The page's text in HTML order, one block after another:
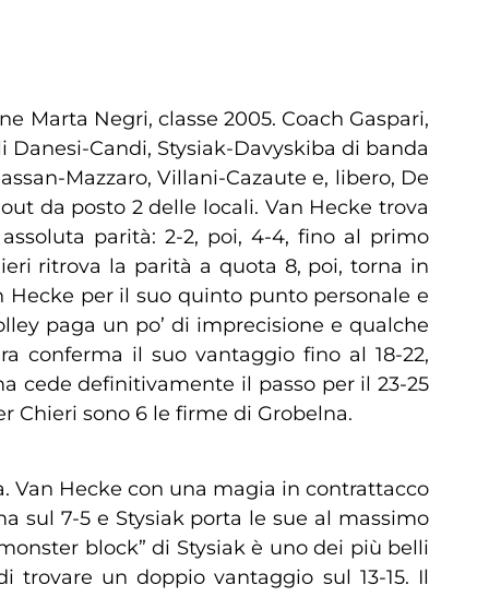
Marta Negri, classe 2005. Coach Gaspari,
Candi, Stysiak-Davyskiba di banda
Mazzaro, Villani-Cazaute e, libero, De
da posto 2 delle locali. Van Hecke trova
parità: 2-2, poi, 4-4, fino al primo
ritrova la parità a quota 8, poi, torna in
Hecke per il suo quinto punto personale e
paga un po’ di imprecisione e qualche
conferma il suo vantaggio fino al 18-22,
cede definitivamente il passo per il 23-25
Chieri sono 6 le firme di Grobelna.
Van Hecke con una magia in contrattacco
sul 7-5 e Stysiak porta le sue al massimo
block” di Stysiak è uno dei più belli
trovare un doppio vantaggio sul 13-15. Il